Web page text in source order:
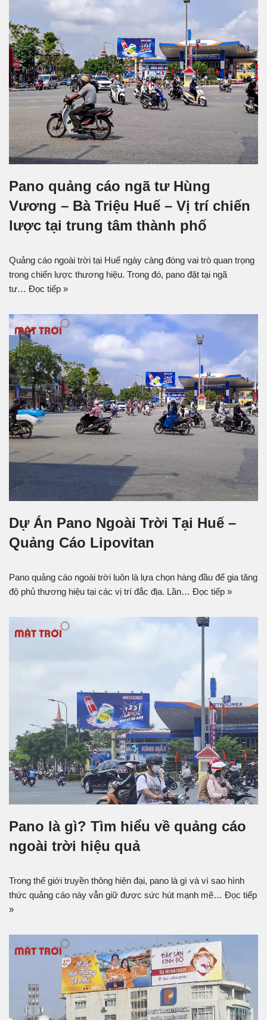
Pano quảng cáo ngã tư Hùng
Vương – Bà Triệu Huế – Vị trí chiến
lược tại trung tâm thành phố
Quảng cáo ngoài trời tại Huế ngày càng đóng vai trò quan trọng
trong chiến lược thương hiệu. Trong đó, pano đặt tại ngã
tư… Đọc tiếp »
Dự Án Pano Ngoài Trời Tại Huế –
Quảng Cáo Lipovitan
Pano quảng cáo ngoài trời luôn là lựa chọn hàng đầu để gia tăng
độ phủ thương hiệu tại các vị trí đắc địa. Lần… Đọc tiếp »
Pano là gì? Tìm hiểu về quảng cáo
ngoài trời hiệu quả
Trong thế giới truyền thông hiện đại, pano là gì và vì sao hình
thức quảng cáo này vẫn giữ được sức hút mạnh mẽ… Đọc tiếp
»